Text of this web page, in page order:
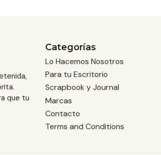
que tu
Categorías
Lo Hacemos Nosotros
Para tu Escritorio
Scrapbook y Journal
Marcas
Contacto
Terms and Conditions